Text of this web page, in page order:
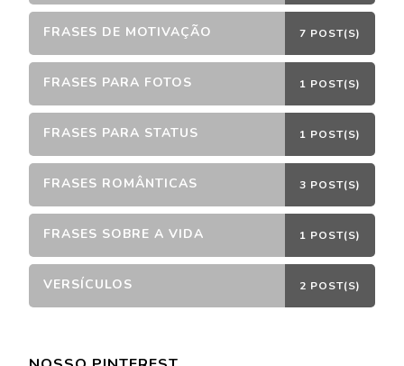
FRASES DE MOTIVAÇÃO 7 POST(S)
FRASES PARA FOTOS 1 POST(S)
FRASES PARA STATUS 1 POST(S)
FRASES ROMÂNTICAS 3 POST(S)
FRASES SOBRE A VIDA 1 POST(S)
VERSÍCULOS 2 POST(S)